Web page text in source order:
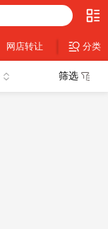
网店转让 设计素材
分类
筛选